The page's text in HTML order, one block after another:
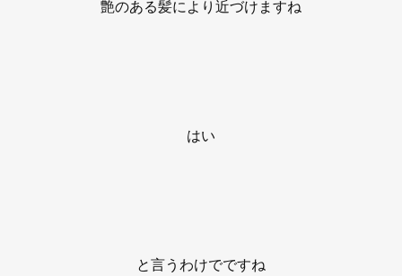
艶のある髪により近づけますね
はい
と言うわけでですね